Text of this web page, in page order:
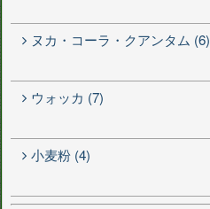
ヌカ・コーラ・クアンタム (6)
ウォッカ (7)
小麦粉 (4)